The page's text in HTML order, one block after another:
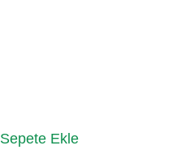
Sepete Ekle